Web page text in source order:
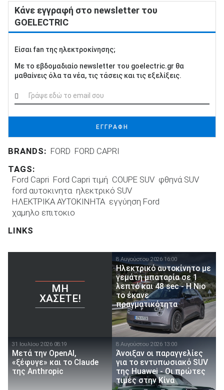
Κάνε εγγραφή στο newsletter του
GOELECTRIC
Είσαι fan της ηλεκτροκίνησης;
Με το εβδομαδιαίο newsletter του goelectric.gr θα
μαθαίνεις όλα τα νέα, τις τάσεις και τις εξελίξεις.
ΕΓΓΡΑΦΗ
BRANDS: FORD FORD CAPRI
TAGS:
Ford Capri Ford Capri τιμή COUPE SUV φθηνά SUV
ford αυτοκινητα ηλεκτρικό SUV
ΗΛΕΚΤΡΙΚΑ ΑΥΤΟΚΙΝΗΤΑ εγγύηση Ford
χαμηλο επιτοκιο
LINKS
ΜΗ
ΧΆΣΕΤΕ!
8 Αυγούστου 2026 16:00
Ηλεκτρικό αυτοκίνητο με
γεμάτη μπαταρία σε 1
λεπτό και 48 sec - Η Nio
το έκανε
πραγματικότητα
31 Ιουλίου 2026 08:19
Μετά την OpenAI,
«ξέφυγε» και το Claude
της Anthropic
8 Αυγούστου 2026 13:00
Άνοιξαν οι παραγγελίες
για το εντυπωσιακό SUV
της Huawei - Οι πρώτες
τιμές στην Κίνα